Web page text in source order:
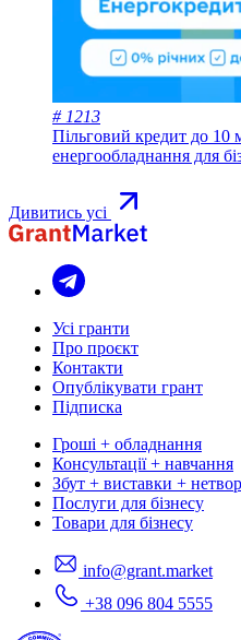
# 1213
Пільговий кредит до 10
енергообладнання для
Дивитись усі
Усі гранти
Про проєкт
Контакти
Опублікувати грант
Підписка
Гроші + обладнання
Консультації + навчання
Збут + виставки +
Послуги для бізнесу
Товари для бізнесу
info@grant.market
+38 096 804 5555